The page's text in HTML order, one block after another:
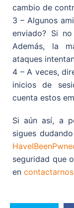
cambio de
3 – Algunos
enviado? Si
Además, la
ataques
4 – A veces,
inicios de
cuenta estos
Si aún así, a
sigues
seguridad que
en